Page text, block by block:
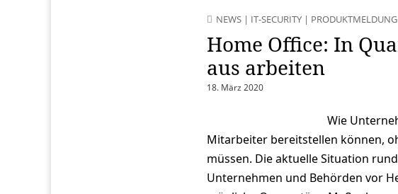
NEWS| IT-SECURITY| PRODUKTMELDUNG
Home Office: In
aus arbeiten
18. März 2020
Wie
Mitarbeiter bereitstellen können,
müssen. Die aktuelle Situation
Unternehmen und Behörden vor